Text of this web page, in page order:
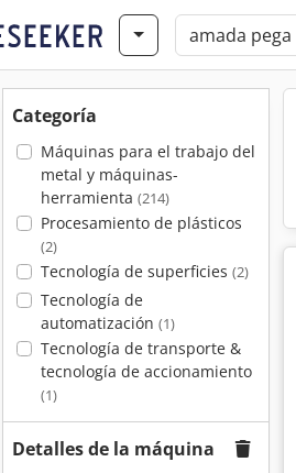
Categoría
Máquinas para el trabajo del
metal y máquinas-
herramienta (214)
Procesamiento de plásticos
(2)
Tecnología de superficies (2)
Tecnología de
automatización (1)
Tecnología de transporte &
tecnología de accionamiento
(1)
Detalles de la máquina